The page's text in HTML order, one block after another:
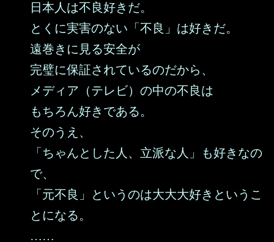
日本人は不良好きだ。
とくに実害のない「不良」は好きだ。
遠巻きに見る安全が
完璧に保証されているのだから、
メディア（テレビ）の中の不良は
もちろん好きである。
そのうえ、
「ちゃんとした人、立派な人」も好きなの
で、
「元不良」というのは大大大好きというこ
とになる。
……